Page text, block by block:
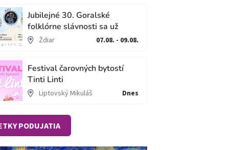
Jubilejné 30. Goralské
folklórne slávnosti sa už
blížiaŽdiar 07.08. - 09.08.
Festival čarovných bytostí
Tinti Linti
Liptovský Mikuláš Dnes
PODUJATIA